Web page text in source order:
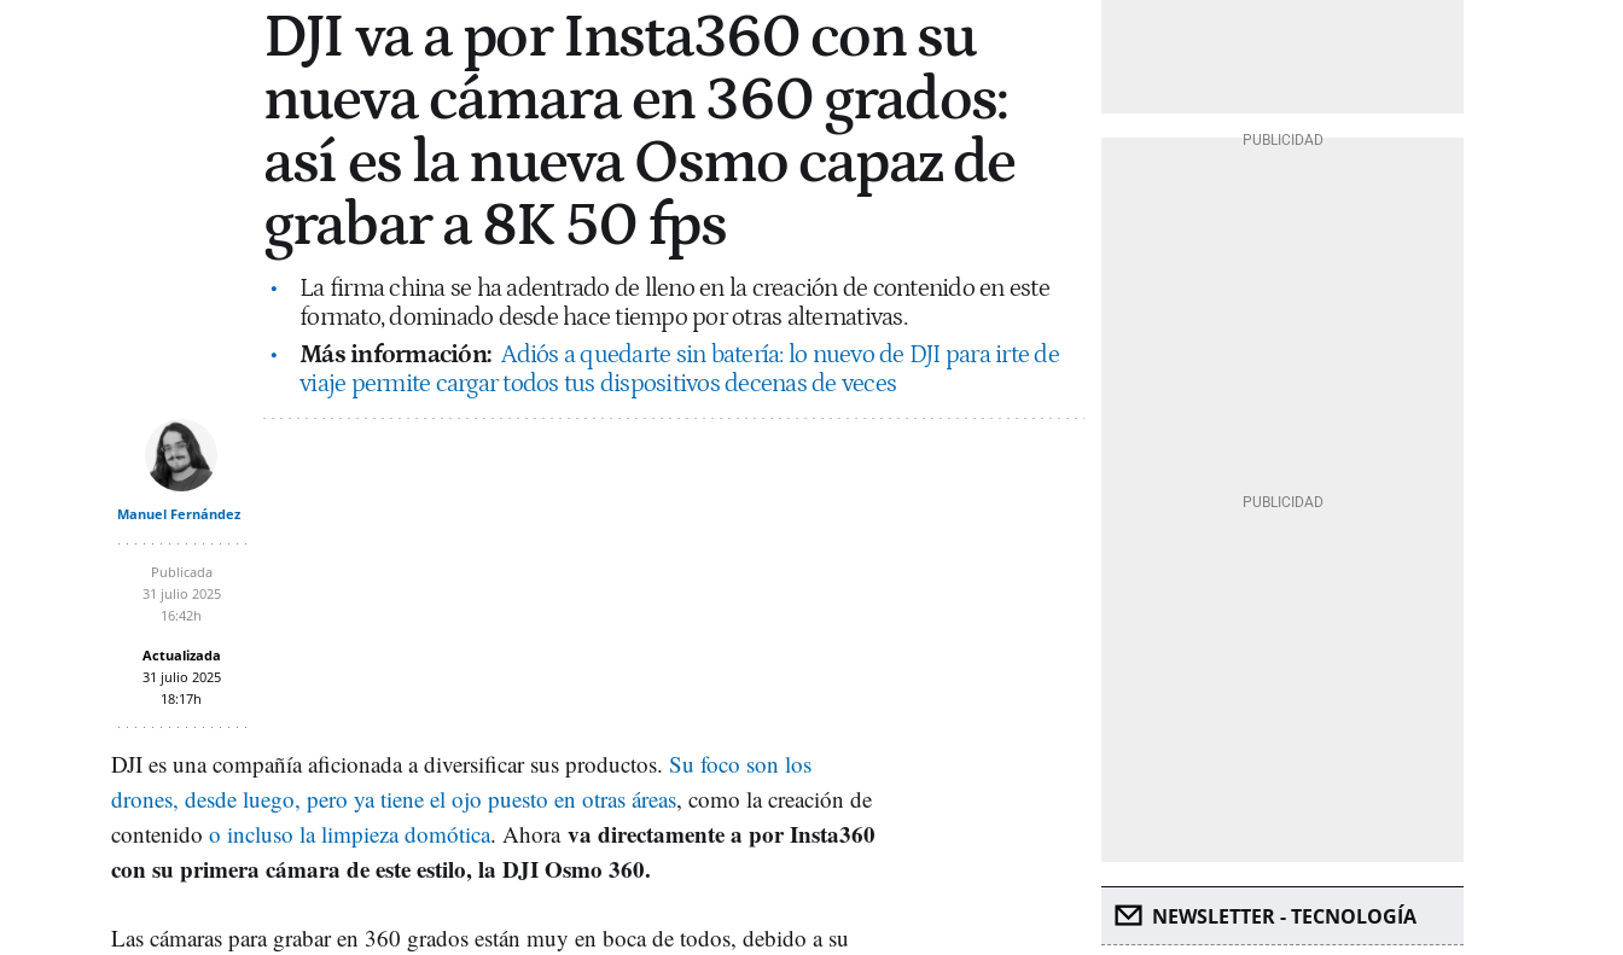
DJI va a por Insta360 con su
nueva cámara en 360 grados:
así es la nueva Osmo capaz de
grabar a 8K 50 fps
La firma china se ha adentrado de lleno en la creación de contenido en este
formato, dominado desde hace tiempo por otras alternativas.
Más información: Adiós a quedarte sin batería: lo nuevo de DJI para irte de
viaje permite cargar todos tus dispositivos decenas de veces
Manuel Fernández
Publicada
31 julio 2025
16:42h
Actualizada
31 julio 2025
18:17h
DJI es una compañía aficionada a diversificar sus productos. Su foco son los
drones, desde luego, pero ya tiene el ojo puesto en otras áreas, como la creación de
contenido o incluso la limpieza domótica. Ahora va directamente a por Insta360
con su primera cámara de este estilo, la DJI Osmo 360.
Las cámaras para grabar en 360 grados están muy en boca de todos, debido a su
NEWSLETTER - TECNOLOGÍA